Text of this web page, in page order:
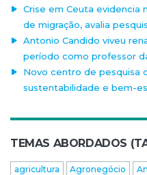
Crise em Ceuta evidencia
de migração, avalia
Antonio Candido viveu
período como professor
Novo centro de pesquisa
sustentabilidade e bem-
TEMAS ABORDADOS
agricultura Agronegócio